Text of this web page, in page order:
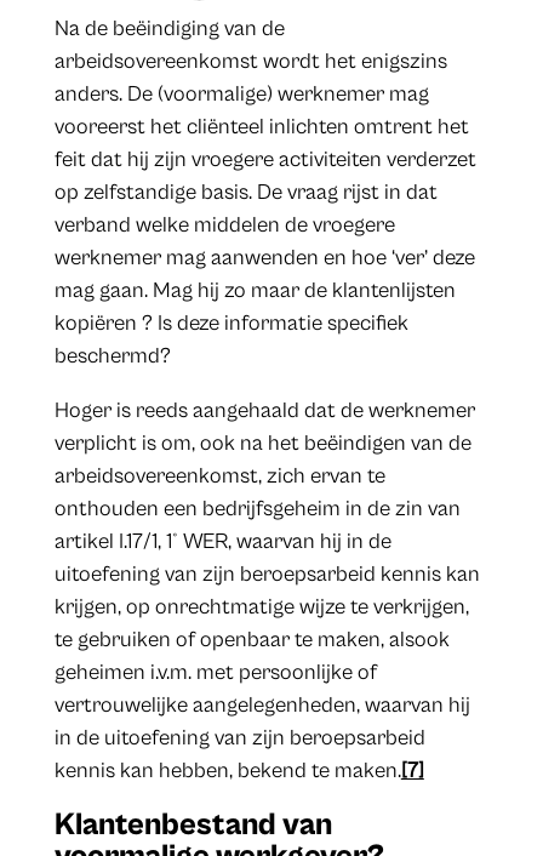
Na de beëindiging van de
arbeidsovereenkomst wordt het enigszins
anders. De (voormalige) werknemer mag
vooreerst het cliënteel inlichten omtrent het
feit dat hij zijn vroegere activiteiten verderzet
op zelfstandige basis. De vraag rijst in dat
verband welke middelen de vroegere
werknemer mag aanwenden en hoe ‘ver’ deze
mag gaan. Mag hij zo maar de klantenlijsten
kopiëren ? Is deze informatie specifiek
beschermd?
Hoger is reeds aangehaald dat de werknemer
verplicht is om, ook na het beëindigen van de
arbeidsovereenkomst, zich ervan te
onthouden een bedrijfsgeheim in de zin van
artikel I.17/1, 1° WER, waarvan hij in de
uitoefening van zijn beroepsarbeid kennis kan
krijgen, op onrechtmatige wijze te verkrijgen,
te gebruiken of openbaar te maken, alsook
geheimen i.v.m. met persoonlijke of
vertrouwelijke aangelegenheden, waarvan hij
in de uitoefening van zijn beroepsarbeid
kennis kan hebben, bekend te maken.[7]
Klantenbestand van